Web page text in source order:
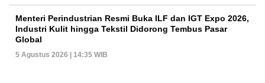
Menteri Perindustrian Resmi Buka ILF dan IGT Expo 2026,
Industri Kulit hingga Tekstil Didorong Tembus Pasar
Global
5 Agustus 2026 | 14:35 WIB